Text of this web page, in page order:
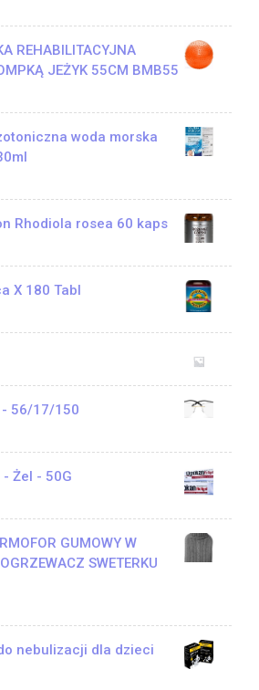
REHABILITACYJNA
JEŻYK 55CM BMB55
woda morska
Rhodiola rosea 60 kaps
X 180 Tabl
56/17/150
Żel - 50G
GUMOWY W
SWETERKU
nebulizacji dla dzieci